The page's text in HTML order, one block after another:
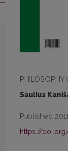
PHILOSOPHY
Saulius
Published
https://